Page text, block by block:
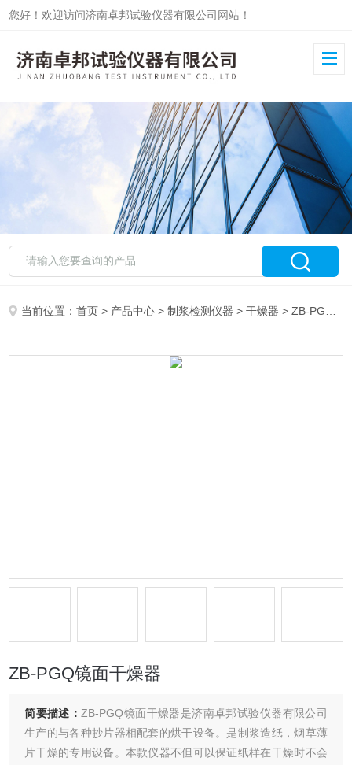
您好！欢迎访问济南卓邦试验仪器有限公司网站！
当前位置：首页 > 产品中心 >制浆检测仪器 >干燥器 > ZB-PGQ镜面干燥器
ZB-PGQ镜面干燥器
简要描述： ZB-PGQ镜面干燥器是济南卓邦试验仪器有限公司
生产的与各种抄片器相配套的烘干设备。是制浆造纸，烟草薄
片干燥的专用设备。本款仪器不但可以保证纸样在干燥时不会